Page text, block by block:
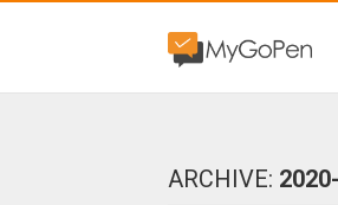
ARCHIVE: